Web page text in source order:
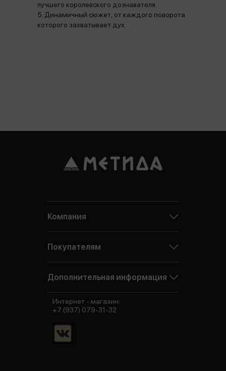
лучшего королевского дознавателя.
5. Динамичный сюжет, от каждого поворота
которого захватывает дух.
Компания
Покупателям
Дополнительная информация
Интернет - магазин:
+7 (937) 079-31-32